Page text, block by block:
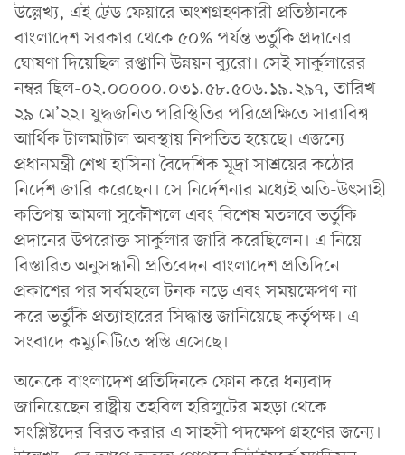
উল্লেখ্য, এই ট্রেড ফেয়ারে অংশগ্রহণকারী প্রতিষ্ঠানকে
বাংলাদেশ সরকার থেকে ৫০% পর্যন্ত ভর্তুকি প্রদানের
ঘোষণা দিয়েছিল রপ্তানি উন্নয়ন ব্যুরো। সেই সার্কুলারের
নম্বর ছিল-০২.০০০০০.০৩১.৫৮.৫০৬.১৯.২৯৭, তারিখ
২৯ মে’২২। যুদ্ধজনিত পরিস্থিতির পরিপ্রেক্ষিতে সারাবিশ্ব
আর্থিক টালমাটাল অবস্থায় নিপতিত হয়েছে। এজন্যে
প্রধানমন্ত্রী শেখ হাসিনা বৈদেশিক মূদ্রা সাশ্রয়ের কঠোর
নির্দেশ জারি করেছেন। সে নির্দেশনার মধ্যেই অতি-উৎসাহী
কতিপয় আমলা সুকৌশলে এবং বিশেষ মতলবে ভর্তুকি
প্রদানের উপরোক্ত সার্কুলার জারি করেছিলেন। এ নিয়ে
বিস্তারিত অনুসন্ধানী প্রতিবেদন বাংলাদেশ প্রতিদিনে
প্রকাশের পর সর্বমহলে টনক নড়ে এবং সময়ক্ষেপণ না
করে ভর্তুকি প্রত্যাহারের সিদ্ধান্ত জানিয়েছে কর্তৃপক্ষ। এ
সংবাদে কম্যুনিটিতে স্বস্তি এসেছে।
অনেকে বাংলাদেশ প্রতিদিনকে ফোন করে ধন্যবাদ
জানিয়েছেন রাষ্ট্রীয় তহবিল হরিলুটের মহড়া থেকে
সংশ্লিষ্টদের বিরত করার এ সাহসী পদক্ষেপ গ্রহণের জন্যে।